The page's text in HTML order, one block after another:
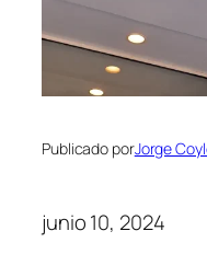
Publicado porJorge
junio 10, 2024